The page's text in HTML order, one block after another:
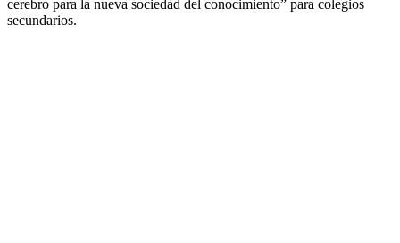
cerebro para la nueva sociedad del conocimiento” para colegios
secundarios.